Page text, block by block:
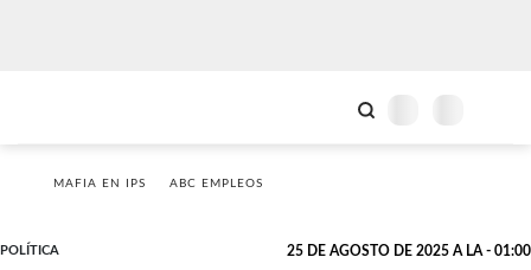
MAFIA EN IPS ABC EMPLEOS
POLÍTICA 25 DE AGOSTO DE 2025 A LA - 01:00